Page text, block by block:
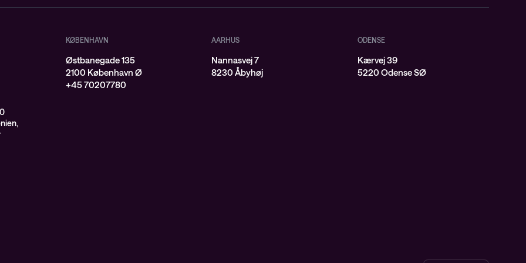
KØBENHAVN
Østbanegade 135
2100 København Ø
+45 70207780
AARHUS
Nannasvej 7
8230 Åbyhøj
ODENSE
Kærvej 39
5220 Odense SØ